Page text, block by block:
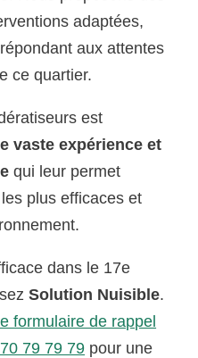
adaptées,
aux attentes
ce quartier.
est
vaste expérience et
qui leur permet
plus efficaces et
dans le 17e
Solution Nuisible.
formulaire de rappel
79 79 79 pour une